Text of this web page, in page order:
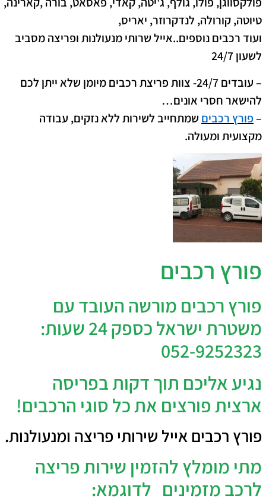
טיוטה, קורולה, לנדקרוזר, יאריס,
ועוד רכבים נוספים..אייל שרותי מנעולנות ופריצה מסביב
לשעון 24/7
– עובדים 24/7- צוות פריצת רכבים מיומן שלא ייתן לכם
להישאר חסרי אונים…
–פורץ רכבים שמתחייב לשירות ללא נזקים, עבודה
מקצועית ומעולה.
פורץ רכבים
פורץ רכבים מורשה העובד עם
משטרת ישראל כספק 24 שעות:
052-9252323
נגיע אליכם תוך דקות בפריסה
ארצית פורצים את כל סוגי הרכבים!
פורץ רכבים אייל שירותי פריצה ומנעולנות.
מתי מומלץ להזמין שירות פריצה
לרכב מזמינים לדוגמא: